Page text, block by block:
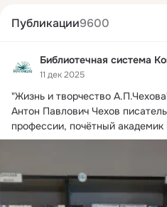
Публикации9600
Библиотечная система
11 дек 2025
"Жизнь и творчество А.
Антон Павлович Чехов
профессии, почётный